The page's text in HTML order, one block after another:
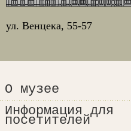
ул. Венцека, 55-57
О музее
Информация для
посетителей